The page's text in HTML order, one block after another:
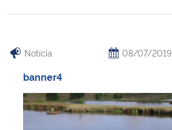
Secretaria de Governo
Gabinete de Segurança Institucional
Notícia 08/07/2019
banner4